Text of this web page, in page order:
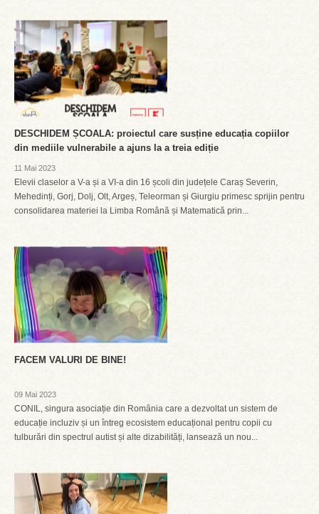
DESCHIDEM ȘCOALA: proiectul care susține educația copiilor
din mediile vulnerabile a ajuns la a treia ediție
11 Mai 2023
Elevii claselor a V-a și a VI-a din 16 școli din județele Caraș Severin,
Mehedinți, Gorj, Dolj, Olt, Argeș, Teleorman și Giurgiu primesc sprijin pentru
consolidarea materiei la Limba Română și Matematică prin...
FACEM VALURI DE BINE!
09 Mai 2023
CONIL, singura asociație din România care a dezvoltat un sistem de
educație incluziv și un întreg ecosistem educațional pentru copii cu
tulburări din spectrul autist și alte dizabilități, lansează un nou...